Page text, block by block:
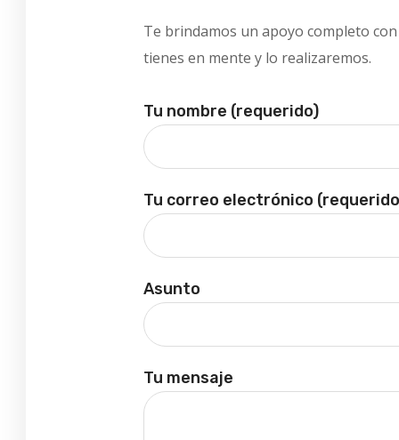
Te brindamos un apoyo completo
tienes en mente y lo realizaremos.
Tu nombre (requerido)
Tu correo electrónico
Asunto
Tu mensaje